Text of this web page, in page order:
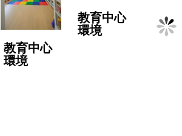
教育中心
環境
教育中心
環境